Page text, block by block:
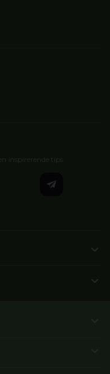
inspirerende tips